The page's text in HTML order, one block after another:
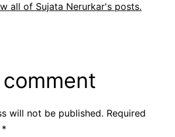
all of Sujata Nerurkar's posts.
will not be published. Required
*